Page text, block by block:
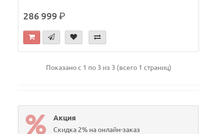
286 999р.
Показано с 1 по 3 из 3 (всего 1 страниц)
Акция
Скидка 2% на онлайн-заказ